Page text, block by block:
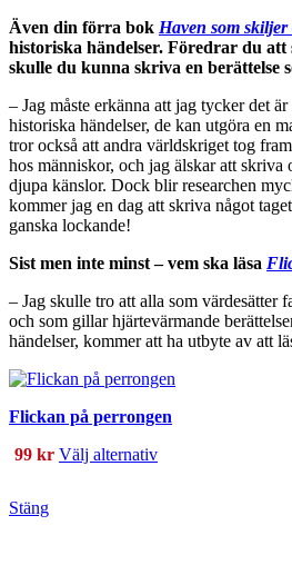
Även din förra bok Haven som skiljer
historiska händelser. Föredrar du att
skulle du kunna skriva en berättelse
– Jag måste erkänna att jag tycker det
historiska händelser, de kan utgöra en
tror också att andra världskriget tog
hos människor, och jag älskar att skriva
djupa känslor. Dock blir researchen
kommer jag en dag att skriva något
ganska lockande!
Sist men inte minst – vem ska läsa
– Jag skulle tro att alla som värdesätter
och som gillar hjärtevärmande
händelser, kommer att ha utbyte av att
Flickan på perrongen
99 kr Välj alternativDen
Stäng